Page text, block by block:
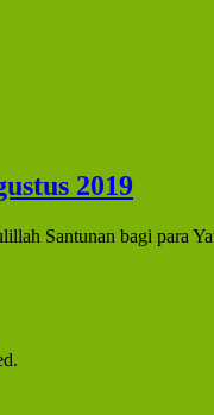
2019
Santunan bagi para